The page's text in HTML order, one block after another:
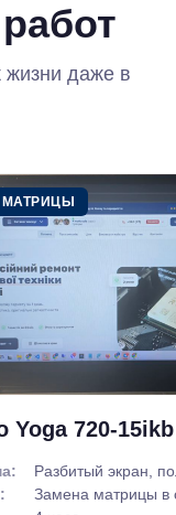
ПО или
стабильной
удобное
бесплатные), после
длительного
только работы
обратно
нам работать
жизни даже в
Yoga 720-15ikb
Разбитый экран,
Замена матрицы в